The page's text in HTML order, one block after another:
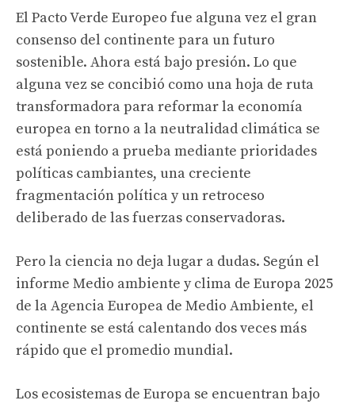
El Pacto Verde Europeo fue alguna vez el gran
consenso del continente para un futuro
sostenible. Ahora está bajo presión. Lo que
alguna vez se concibió como una hoja de ruta
transformadora para reformar la economía
europea en torno a la neutralidad climática se
está poniendo a prueba mediante prioridades
políticas cambiantes, una creciente
fragmentación política y un retroceso
deliberado de las fuerzas conservadoras.
Pero la ciencia no deja lugar a dudas. Según el
informe Medio ambiente y clima de Europa 2025
de la Agencia Europea de Medio Ambiente, el
continente se está calentando dos veces más
rápido que el promedio mundial.
Los ecosistemas de Europa se encuentran bajo